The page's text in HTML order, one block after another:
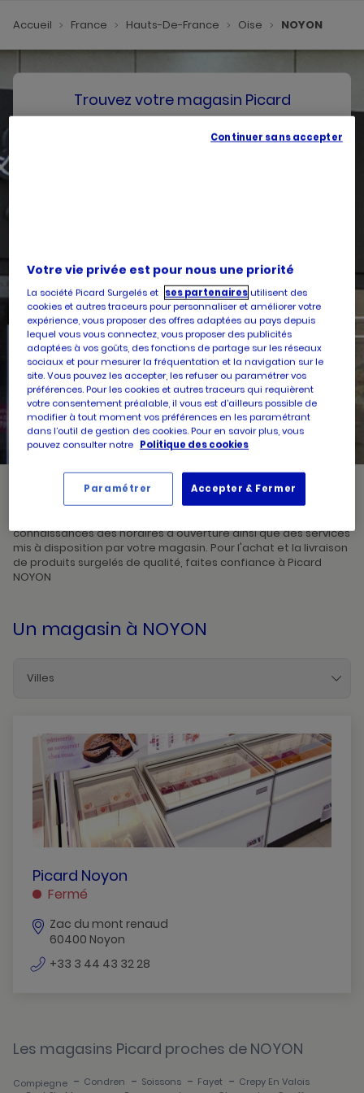
Accueil France Hauts-De-France Oise NOYON
Trouvez votre magasin Picard
SE GÉOLOCALISER
Services
RECHERCHERUN
POINT
DE
VENTE
PICARD
Picard, créateur de saveurs et commerçant de proximité, vous
connaissances des horaires d'ouverture ainsi que des services
mis à disposition par votre magasin. Pour l'achat et la livraison
de produits surgelés de qualité, faites confiance à Picard
NOYON
Un magasin à NOYON
Villes
Cauffry
Clermont
Compiegne
Creil-St-Maximin
Crepy-En-Valois
Lagny-Le-Sec
Lamorlaye
Nogent-Sur-Oise
Senlis
PICARD
NOYON
Picard Noyon
Fermé
Zac du mont renaud
60400 Noyon
+33 3 44 43 32 28
Les magasins Picard proches de NOYON
Compiegne - Condren - Soissons - Fayet - Crepy En Valois
Votre vie privée est pour nous une priorité
La société Picard Surgelés et ses partenairesutilisent des
cookies et autres traceurs pour personnaliser et améliorer votre
expérience, vous proposer des offres adaptées au pays depuis
lequel vous vous connectez, vous proposer des publicités
adaptées à vos goûts, des fonctions de partage sur les réseaux
sociaux et pour mesurer la fréquentation et la navigation sur le
site. Vous pouvez les accepter, les refuser ou paramétrer vos
préférences. Pour les cookies et autres traceurs qui requièrent
votre consentement préalable, il vous est d’ailleurs possible de
modifier à tout moment vos préférences en les paramétrant
dans l’outil de gestion des cookies. Pour en savoir plus, vous
pouvez consulter notre Politique des cookies
Accepter & Fermer
Paramétrer
Continuer sans accepter